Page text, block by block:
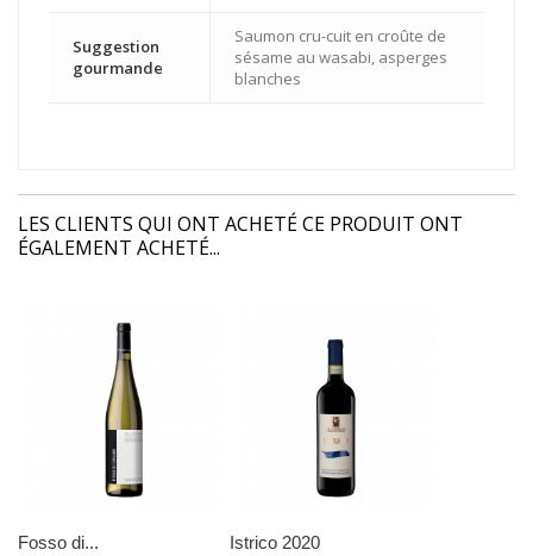
Suggestion
gourmande
Saumon cru-cuit en croûte de
sésame au wasabi, asperges
blanches
LES CLIENTS QUI ONT ACHETÉ CE PRODUIT ONT
ÉGALEMENT ACHETÉ...
Fosso di... Istrico 2020